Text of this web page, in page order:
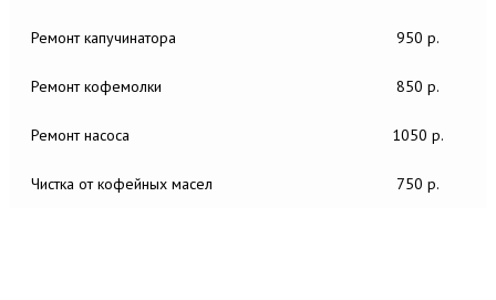
Ремонт капучинатора 950 р.
Ремонт кофемолки 850 р.
Ремонт насоса 1050 р.
Чистка от кофейных масел 750 р.